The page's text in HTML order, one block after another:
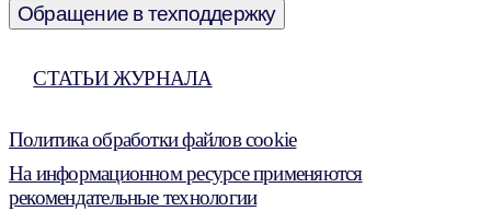
Обращение в техподдержку
СТАТЬИ ЖУРНАЛА
Политика обработки файлов cookie
На информационном ресурсе применяются
рекомендательные технологии